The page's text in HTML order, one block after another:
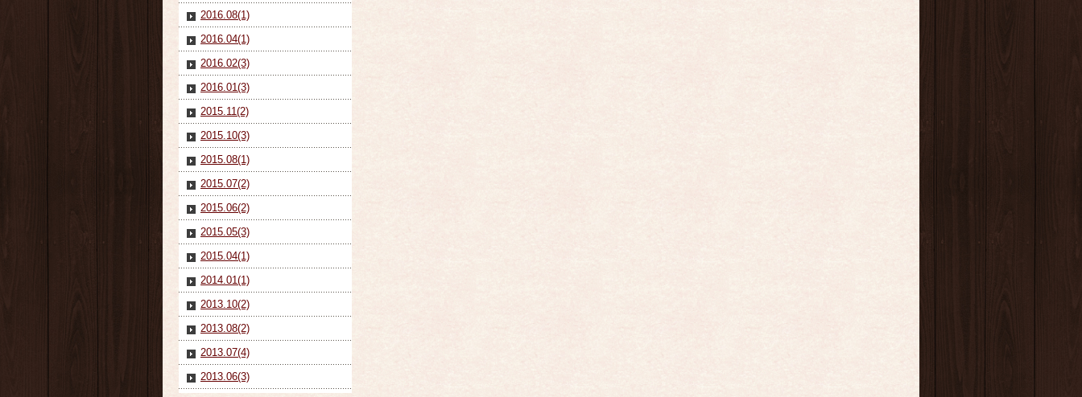
2016.08(1)
2016.04(1)
2016.02(3)
2016.01(3)
2015.11(2)
2015.10(3)
2015.08(1)
2015.07(2)
2015.06(2)
2015.05(3)
2015.04(1)
2014.01(1)
2013.10(2)
2013.08(2)
2013.07(4)
2013.06(3)